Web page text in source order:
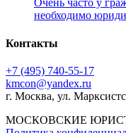
Очень часто у
необходимо
Контакты
+7 (495) 740‑55‑17
kmcon@yandex.ru
г. Москва, ул.
МОСКОВСКИЕ